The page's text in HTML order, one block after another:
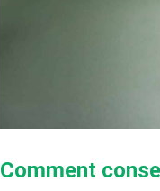
Comment